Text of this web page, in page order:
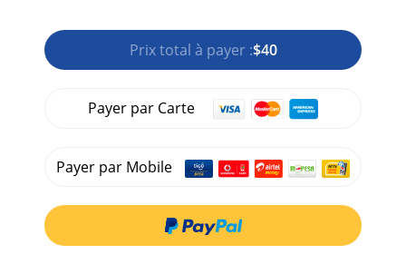
Prix total à payer :$40
Payer par Carte
Payer par Mobile